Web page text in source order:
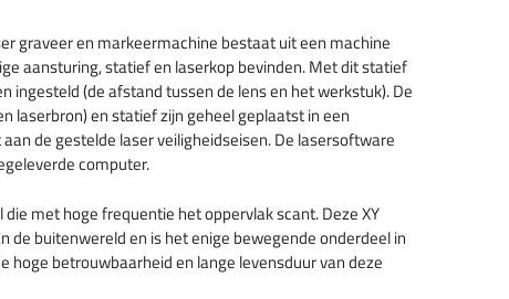
graveer en markeermachine bestaat uit een machine
aansturing, statief en laserkop bevinden. Met dit statief
ingesteld (de afstand tussen de lens en het werkstuk). De
laserbron) en statief zijn geheel geplaatst in een
de gestelde laser veiligheidseisen. De lasersoftware
computer.
die met hoge frequentie het oppervlak scant. Deze XY
de buitenwereld en is het enige bewegende onderdeel in
hoge betrouwbaarheid en lange levensduur van deze